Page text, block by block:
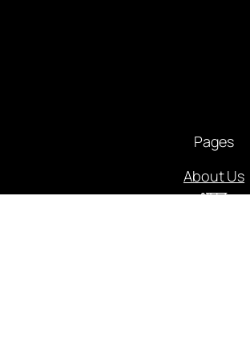
Pages
About Us
भारत